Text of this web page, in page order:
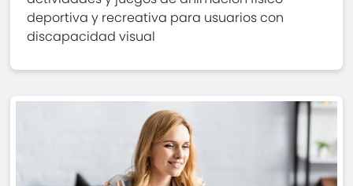
deportiva y recreativa para usuarios con
discapacidad visual